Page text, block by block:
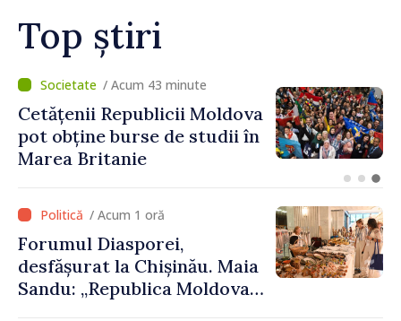
Top știri
/ Acum 17 minute
Speakerul Igor Grosu, la
Forumul Diasporei: „R.
Moldova face eforturi,
prin cetățenii săi de acasă și
de peste hotare, că merită să
devină parte a marii familii
europene”
/ Acum 1 oră
Forumul Diasporei,
desfășurat la Chișinău. Maia
Sandu: „Republica Moldova